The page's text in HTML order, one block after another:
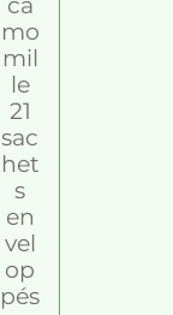
mo
mil
le
21
sac
het
s
en
vel
op
pés